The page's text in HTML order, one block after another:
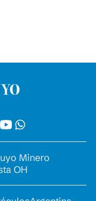
Minero
OH